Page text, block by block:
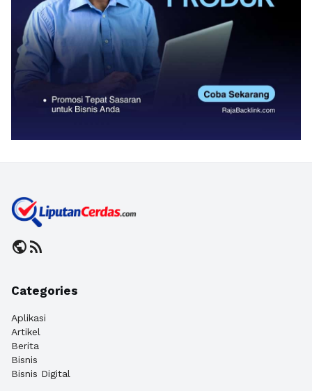
publicrss_feed
Categories
Aplikasi
Artikel
Berita
Bisnis
Bisnis Digital